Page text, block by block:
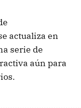
actualiza en
serie de
aún para